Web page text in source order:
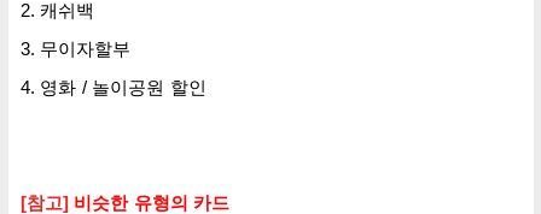
2. 캐쉬백
3. 무이자할부
4. 영화 / 놀이공원 할인
[참고] 비슷한 유형의 카드